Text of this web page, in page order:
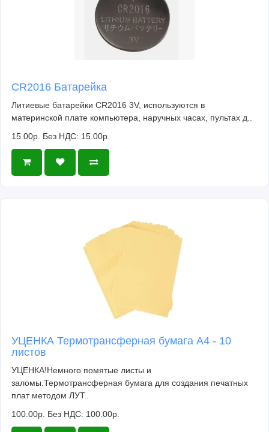
CR2016 Батарейка
Литиевые батарейки CR2016 3V, используются в
материнской плате компьютера, наручных часах, пультах д..
15.00р. Без НДС: 15.00р.
УЦЕНКА Термотрансферная бумага А4 - 10
листов
УЦЕНКА!Немного помятые листы и
заломы.Термотрансферная бумага для создания печатных
плат методом ЛУТ..
100.00р. Без НДС: 100.00р.